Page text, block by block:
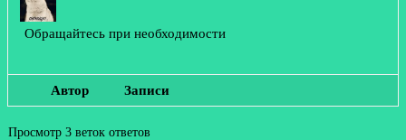
Обращайтесь при необходимости
Автор Записи
Просмотр 3 веток ответов